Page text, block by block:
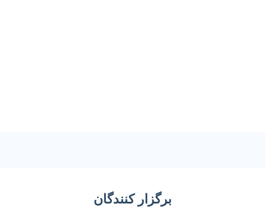
برگزار کنندگان